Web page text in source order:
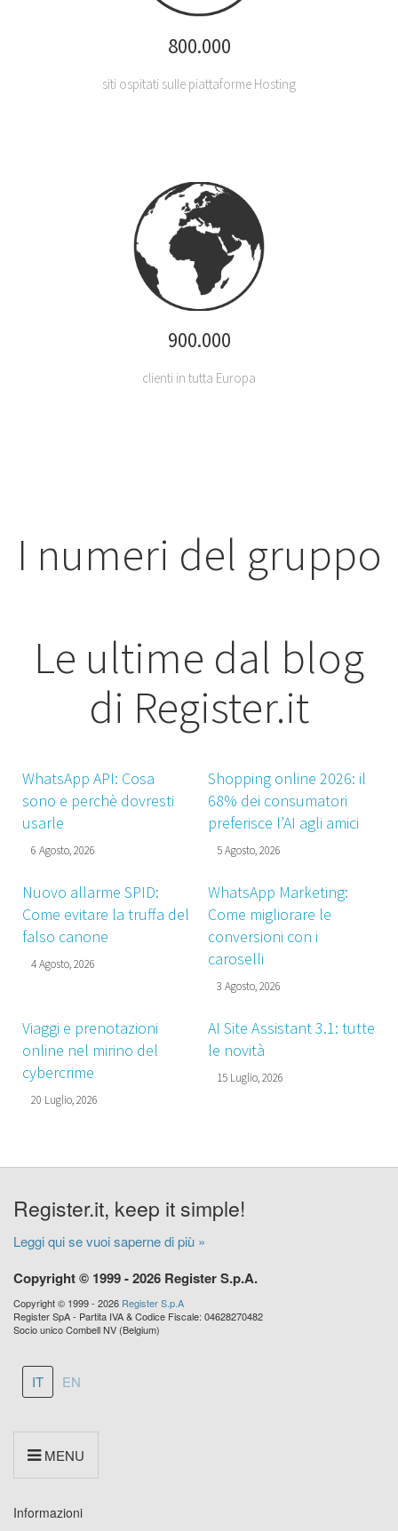
800.000
siti ospitati sulle piattaforme Hosting
900.000
clienti in tutta Europa
I numeri del gruppo
Le ultime dal blog
di Register.it
WhatsApp API: Cosa
sono e perchè dovresti
usarle
6 Agosto, 2026
Shopping online 2026: il
68% dei consumatori
preferisce l’AI agli amici
5 Agosto, 2026
Nuovo allarme SPID:
Come evitare la truffa del
falso canone
4 Agosto, 2026
WhatsApp Marketing:
Come migliorare le
conversioni con i
caroselli
3 Agosto, 2026
Viaggi e prenotazioni
online nel mirino del
cybercrime
20 Luglio, 2026
AI Site Assistant 3.1: tutte
le novità
15 Luglio, 2026
Register.it, keep it simple!
Leggi qui se vuoi saperne di più »
Copyright © 1999 - 2026 Register S.p.A.
Copyright © 1999 - 2026 Register S.p.A
Register SpA - Partita IVA & Codice Fiscale: 04628270482
Socio unico Combell NV (Belgium)
IT EN
MENU
Informazioni